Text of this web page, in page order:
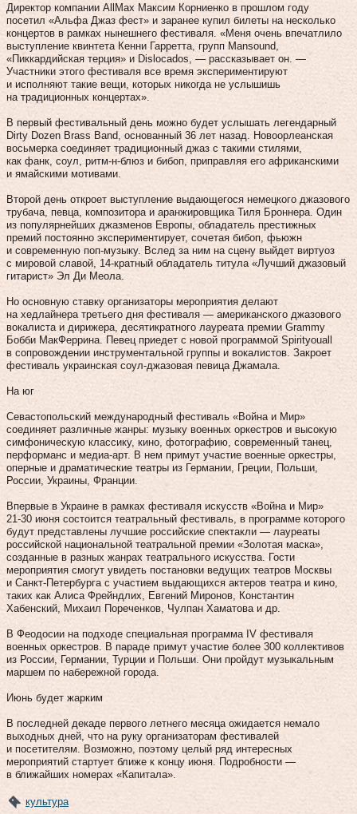
Директор компании AllMax Максим Корниенко в прошлом году
посетил «Альфа Джаз фест» и заранее купил билеты на несколько
концертов в рамках нынешнего фестиваля. «Меня очень впечатлило
выступление квинтета Кенни Гарретта, групп Mansound,
«Пиккардийская терция» и Dislocados, — рассказывает он. —
Участники этого фестиваля все время экспериментируют
и исполняют такие вещи, которых никогда не услышишь
на традиционных концертах».
В первый фестивальный день можно будет услышать легендарный
Dirty Dozen Brass Band, основанный 36 лет назад. Ново­орлеанская
восьмерка соединяет традиционный джаз с такими стилями,
как фанк, соул, ритм-н-блюз и бибоп, приправляя его африканскими
и ямайскими мотивами.
Второй день откроет выступление выдающегося немецкого джазового
трубача, певца, композитора и аранжировщика Тиля Броннера. Один
из популярнейших джазменов Европы, обладатель престижных
премий постоянно экспериментирует, сочетая бибоп, фьюжн
и современную поп-музыку. Вслед за ним на сцену выйдет виртуоз
с мировой славой, 14‑кратный обладатель титула «Лучший джазовый
гитарист» Эл Ди Меола.
Но основную ставку организаторы мероприятия делают
на хедлайнера третьего дня фестиваля — американского джазового
вокалиста и дирижера, десятикратного лауреата премии Grammy
Бобби МакФеррина. Певец приедет с новой программой Spirityouall
в сопровождении инструментальной группы и вокалистов. Закроет
фестиваль украинская соул-джазовая певица Джамала.
На юг
Севастопольский международный фестиваль «Война и Мир»
соединяет различные жанры: музыку военных оркестров и высокую
симфоническую классику, кино, фотографию, современный танец,
перформанс и медиа-арт. В нем примут участие военные оркестры,
оперные и драматические театры из Германии, Греции, Польши,
России, Украины, Франции.
Впервые в Украине в рамках фестиваля искусств «Война и Мир»
21‑30 июня состоится театральный фестиваль, в программе которого
будут представлены лучшие российские спектакли — лауреаты
российской национальной театральной премии «Золотая маска»,
созданные в разных жанрах театрального искусства. Гости
мероприятия смогут увидеть постановки ведущих театров Москвы
и Санкт-Петербурга с участием выдающихся актеров театра и кино,
таких как Алиса Фрейндлих, Евгений Миронов, Константин
Хабенский, Михаил Пореченков, Чулпан Хаматова и др.
В Феодосии на подходе специальная программа IV фестиваля
военных оркестров. В параде примут участие более 300 коллективов
из России, Германии, Турции и Польши. Они пройдут музыкальным
маршем по набережной города.
Июнь будет жарким
В последней декаде первого летнего ме­сяца ожидается немало
выходных дней, что на руку организаторам фестивалей
и посетителям. Возможно, поэтому целый ряд интересных
мероприятий стартует ближе к концу июня. Подробности —
в ближайших номерах «Капитала».
культура